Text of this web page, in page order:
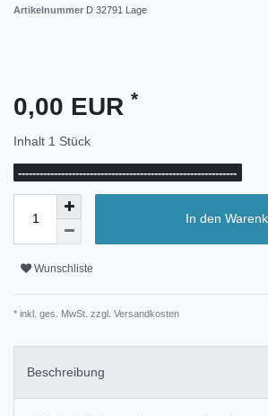
Artikelnummer D 32791 Lage
0,00 EUR *
Inhalt 1 Stück
-------------------------------------------------------------
In den
Wunschliste
* inkl. ges. MwSt. zzgl. Versandkosten
Beschreibung